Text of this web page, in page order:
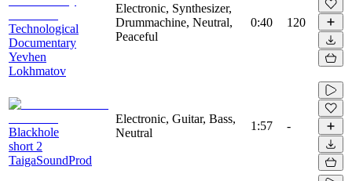
Technological
Documentary
Yevhen
Lokhmatov
Electronic, Synthesizer,
Drummachine, Neutral,
Peaceful
0:40 120
Blackhole
short 2
TaigaSoundProd
Electronic, Guitar, Bass,
Neutral
1:57 -